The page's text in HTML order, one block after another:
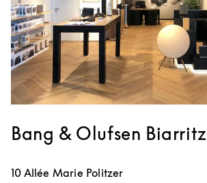
Bang & Olufsen Biarritz
10 Allée Marie Politzer